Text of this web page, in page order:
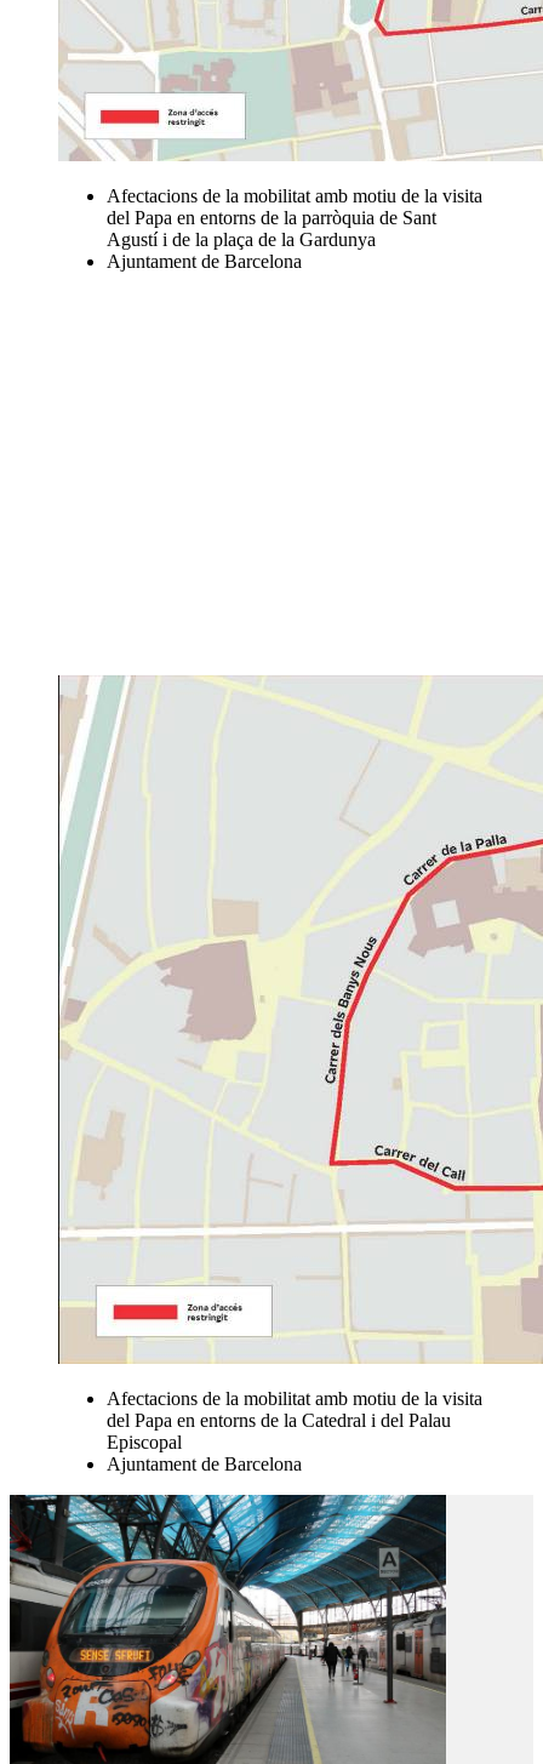
Afectacions de la mobilitat amb motiu de la visita
del Papa en entorns de la parròquia de Sant
Agustí i de la plaça de la Gardunya
Ajuntament de Barcelona
Afectacions de la mobilitat amb motiu de la visita
del Papa en entorns de la Catedral i del Palau
Episcopal
Ajuntament de Barcelona